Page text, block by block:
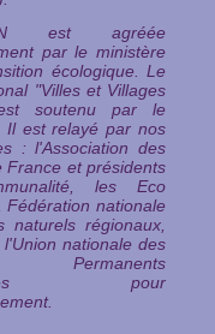
est agréée
par le ministère
écologique. Le
"Villes et Villages
soutenu par le
Il est relayé par nos
: l'Association des
France et présidents
les Eco
Fédération nationale
naturels régionaux,
nationale des
Permanents
pour